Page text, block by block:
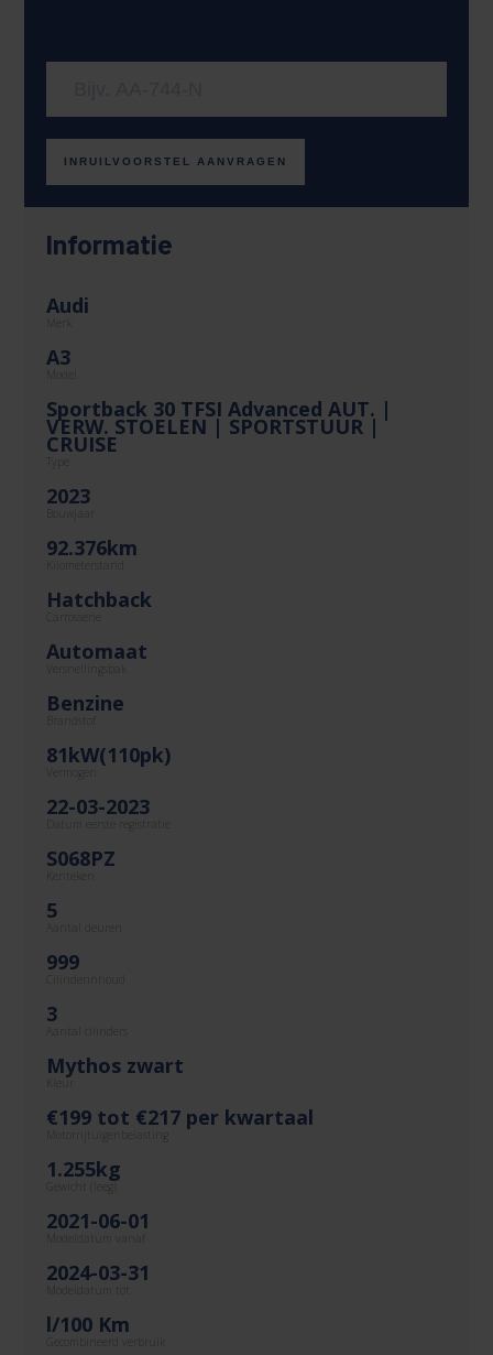
INRUILVOORSTEL AANVRAGEN
Informatie
Audi
A3
Sportback 30 TFSI Advanced AUT. |
VERW. STOELEN | SPORTSTUUR |
CRUISE
2023
92.376km
Hatchback
Automaat
Versnellingsbak
Benzine
81kW(110pk)
Vermogen
22-03-2023
Datum eerste registratie
S068PZ
5
999
3
Mythos zwart
€199 tot €217 per kwartaal
Motorrijtuigenbelasting
1.255kg
Gewicht (leeg)
2021-06-01
2024-03-31
l/100 Km